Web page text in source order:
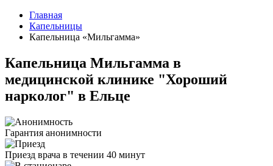
Главная
Капельницы
Капельница «Мильгамма»
Капельница Мильгамма в
медицинской клинике "Хороший
нарколог" в Ельце
Гарантия анонимности
Приезд врача в течении 40 минут